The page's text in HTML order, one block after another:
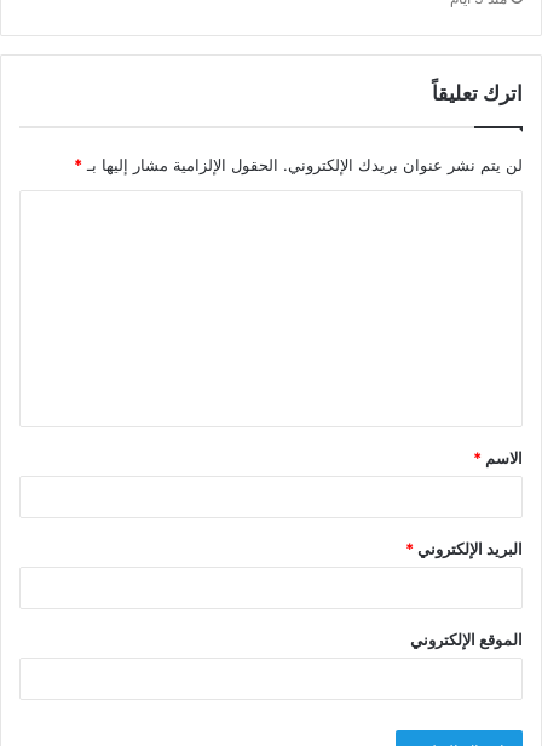
اترك تعليقاً
لن يتم نشر عنوان بريدك الإلكتروني. الحقول الإلزامية مشار إليها بـ*
ق
*
الاسم *
البريد الإلكتروني*
الموقع الإلكتروني